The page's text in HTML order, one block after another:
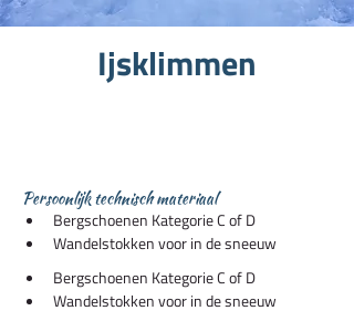
Ijsklimmen
Persoonlijk technisch materiaal
Bergschoenen Kategorie C of D
Wandelstokken voor in de sneeuw
Bergschoenen Kategorie C of D
Wandelstokken voor in de sneeuw